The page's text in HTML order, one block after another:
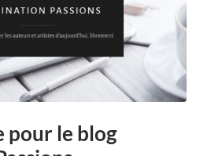
pour le blog